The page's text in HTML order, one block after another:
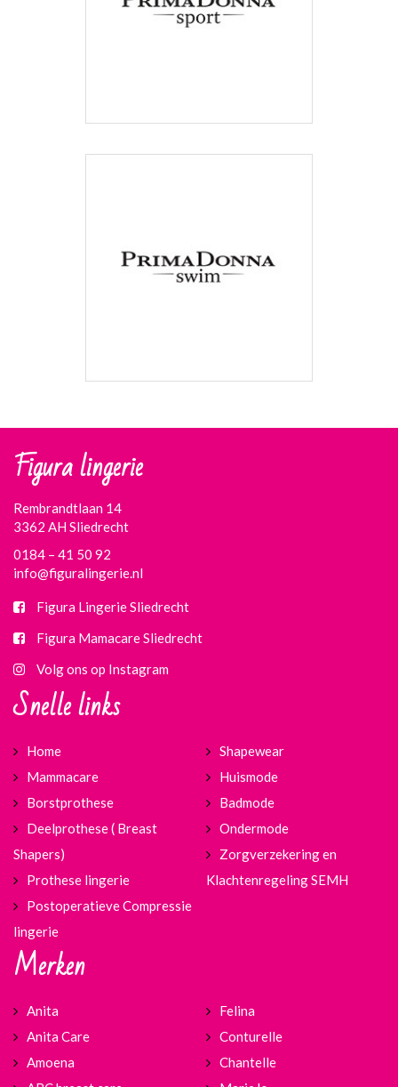
Figura lingerie
Rembrandtlaan 14
3362 AH Sliedrecht
0184 – 41 50 92
info@figuralingerie.nl
Figura Lingerie Sliedrecht
Figura Mamacare Sliedrecht
Volg ons op Instagram
Snelle links
Home
Mammacare
Borstprothese
Deelprothese ( Breast
Shapers)
Prothese lingerie
Postoperatieve Compressie
lingerie
Shapewear
Huismode
Badmode
Ondermode
Zorgverzekering en
Klachtenregeling SEMH
Merken
Anita
Anita Care
Amoena
Felina
Conturelle
Chantelle